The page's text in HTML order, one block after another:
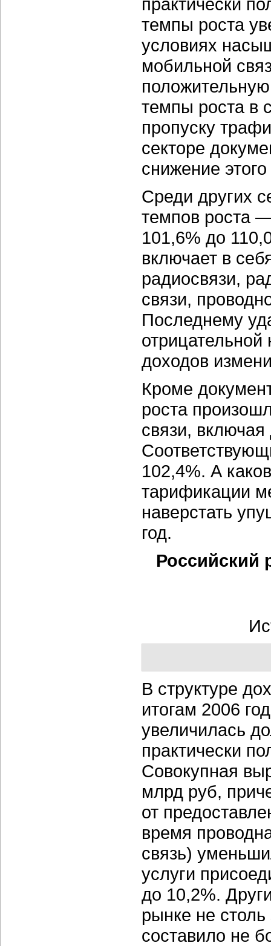
темпы роста
условиях
мобильной
темпы роста в
пропуску
секторе
снижение
Среди других
темпов роста
101,6% до
включает в
радиосвязи,
связи,
Последнему
доходов
Кроме
роста
связи,
102,4%. А
тарификации
наверстать
год.
Российский
В структуре
итогам 2006
увеличилась
практически
Совокупная
млрд руб,
от
время
связь)
услуги
до 10,2%.
рынке не
составило не